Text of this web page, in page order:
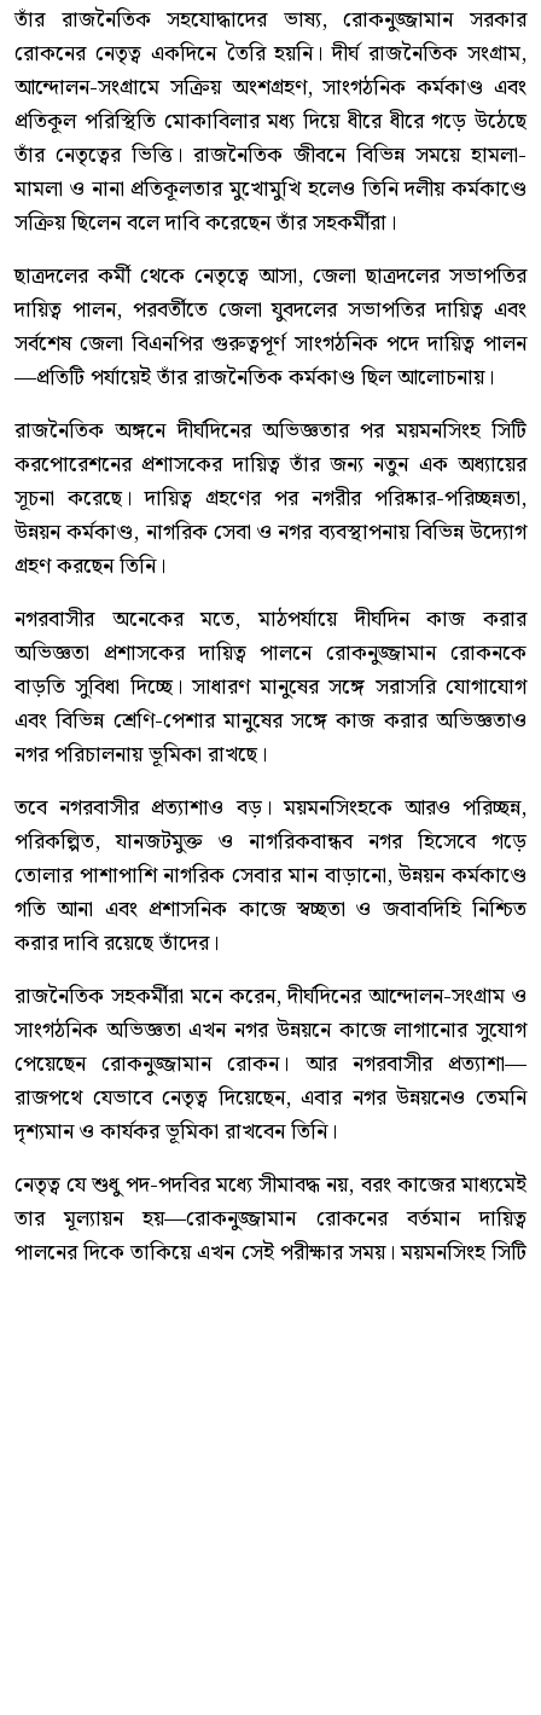
তাঁর রাজনৈতিক সহযোদ্ধাদের ভাষ্য, রোকনুজ্জামান সরকার
রোকনের নেতৃত্ব একদিনে তৈরি হয়নি। দীর্ঘ রাজনৈতিক সংগ্রাম,
আন্দোলন-সংগ্রামে সক্রিয় অংশগ্রহণ, সাংগঠনিক কর্মকাণ্ড এবং
প্রতিকূল পরিস্থিতি মোকাবিলার মধ্য দিয়ে ধীরে ধীরে গড়ে উঠেছে
তাঁর নেতৃত্বের ভিত্তি। রাজনৈতিক জীবনে বিভিন্ন সময়ে হামলা-
মামলা ও নানা প্রতিকূলতার মুখোমুখি হলেও তিনি দলীয় কর্মকাণ্ডে
সক্রিয় ছিলেন বলে দাবি করেছেন তাঁর সহকর্মীরা।
ছাত্রদলের কর্মী থেকে নেতৃত্বে আসা, জেলা ছাত্রদলের সভাপতির
দায়িত্ব পালন, পরবর্তীতে জেলা যুবদলের সভাপতির দায়িত্ব এবং
সর্বশেষ জেলা বিএনপির গুরুত্বপূর্ণ সাংগঠনিক পদে দায়িত্ব পালন
—প্রতিটি পর্যায়েই তাঁর রাজনৈতিক কর্মকাণ্ড ছিল আলোচনায়।
রাজনৈতিক অঙ্গনে দীর্ঘদিনের অভিজ্ঞতার পর ময়মনসিংহ সিটি
করপোরেশনের প্রশাসকের দায়িত্ব তাঁর জন্য নতুন এক অধ্যায়ের
সূচনা করেছে। দায়িত্ব গ্রহণের পর নগরীর পরিষ্কার-পরিচ্ছন্নতা,
উন্নয়ন কর্মকাণ্ড, নাগরিক সেবা ও নগর ব্যবস্থাপনায় বিভিন্ন উদ্যোগ
গ্রহণ করছেন তিনি।
নগরবাসীর অনেকের মতে, মাঠপর্যায়ে দীর্ঘদিন কাজ করার
অভিজ্ঞতা প্রশাসকের দায়িত্ব পালনে রোকনুজ্জামান রোকনকে
বাড়তি সুবিধা দিচ্ছে। সাধারণ মানুষের সঙ্গে সরাসরি যোগাযোগ
এবং বিভিন্ন শ্রেণি-পেশার মানুষের সঙ্গে কাজ করার অভিজ্ঞতাও
নগর পরিচালনায় ভূমিকা রাখছে।
তবে নগরবাসীর প্রত্যাশাও বড়। ময়মনসিংহকে আরও পরিচ্ছন্ন,
পরিকল্পিত, যানজটমুক্ত ও নাগরিকবান্ধব নগর হিসেবে গড়ে
তোলার পাশাপাশি নাগরিক সেবার মান বাড়ানো, উন্নয়ন কর্মকাণ্ডে
গতি আনা এবং প্রশাসনিক কাজে স্বচ্ছতা ও জবাবদিহি নিশ্চিত
করার দাবি রয়েছে তাঁদের।
রাজনৈতিক সহকর্মীরা মনে করেন, দীর্ঘদিনের আন্দোলন-সংগ্রাম ও
সাংগঠনিক অভিজ্ঞতা এখন নগর উন্নয়নে কাজে লাগানোর সুযোগ
পেয়েছেন রোকনুজ্জামান রোকন। আর নগরবাসীর প্রত্যাশা—
রাজপথে যেভাবে নেতৃত্ব দিয়েছেন, এবার নগর উন্নয়নেও তেমনি
দৃশ্যমান ও কার্যকর ভূমিকা রাখবেন তিনি।
নেতৃত্ব যে শুধু পদ-পদবির মধ্যে সীমাবদ্ধ নয়, বরং কাজের মাধ্যমেই
তার মূল্যায়ন হয়—রোকনুজ্জামান রোকনের বর্তমান দায়িত্ব
পালনের দিকে তাকিয়ে এখন সেই পরীক্ষার সময়। ময়মনসিংহ সিটি